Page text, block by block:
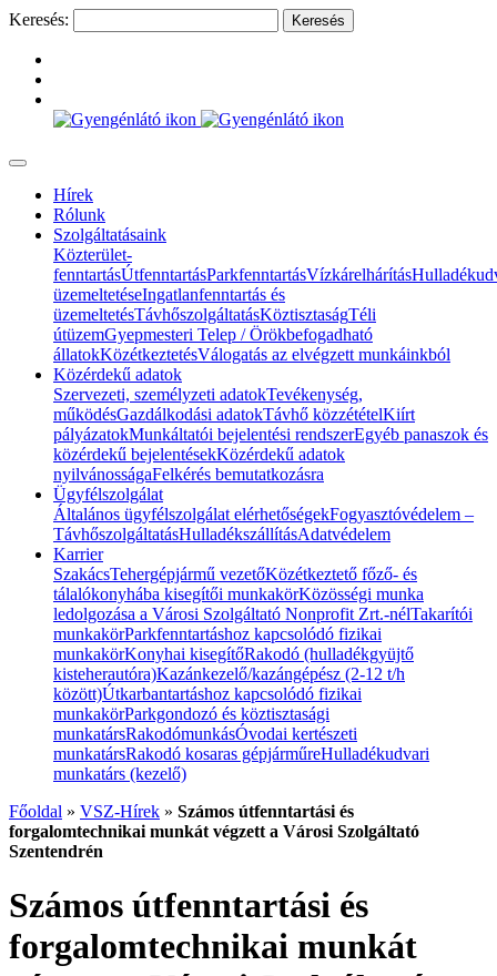
Keresés:
Hírek
Rólunk
Szolgáltatásaink
Közterület-
fenntartásÚtfenntartásParkfenntartásVízkárelhárítás
üzemeltetéseIngatlanfenntartás és
üzemeltetésTávhőszolgáltatásKöztisztaságTéli
útüzemGyepmesteri Telep / Örökbefogadható
állatokKözétkeztetésVálogatás az elvégzett munkáinkból
Közérdekű adatok
Szervezeti, személyzeti adatokTevékenység,
működésGazdálkodási adatokTávhő közzétételKiírt
pályázatokMunkáltatói bejelentési rendszerEgyéb panaszok és
közérdekű bejelentésekKözérdekű adatok
nyilvánosságaFelkérés bemutatkozásra
Ügyfélszolgálat
Általános ügyfélszolgálat elérhetőségekFogyasztóvédelem –
TávhőszolgáltatásHulladékszállításAdatvédelem
Karrier
SzakácsTehergépjármű vezetőKözétkeztető főző- és
tálalókonyhába kisegítői munkakörKözösségi munka
ledolgozása a Városi Szolgáltató Nonprofit Zrt.-nélTakarítói
munkakörParkfenntartáshoz kapcsolódó fizikai
munkakörKonyhai kisegítőRakodó (hulladékgyüjtő
kisteherautóra)Kazánkezelő/kazángépész (2-12 t/h
között)Útkarbantartáshoz kapcsolódó fizikai
munkakörParkgondozó és köztisztasági
munkatársRakodómunkásÓvodai kertészeti
munkatársRakodó kosaras gépjárműreHulladékudvari
munkatárs (kezelő)
Főoldal » VSZ-Hírek » Számos útfenntartási és
forgalomtechnikai munkát végzett a Városi Szolgáltató
Szentendrén
Számos útfenntartási és
forgalomtechnikai munkát